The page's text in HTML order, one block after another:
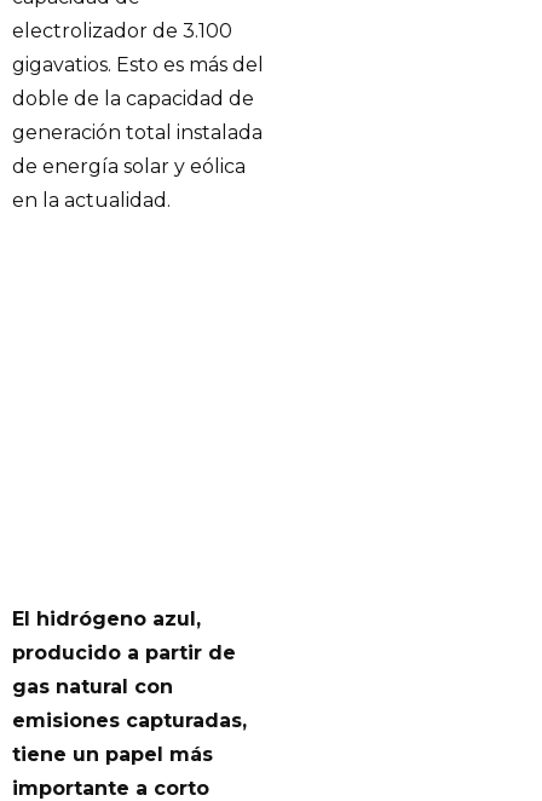
electrolizador de 3.100
gigavatios. Esto es más del
doble de la capacidad de
generación total instalada
de energía solar y eólica
en la actualidad.
El hidrógeno azul,
producido a partir de
gas natural con
emisiones capturadas,
tiene un papel más
importante a corto